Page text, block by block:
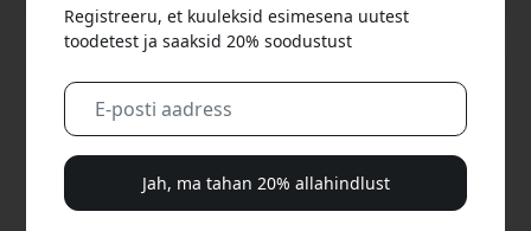
Registreeru, et kuuleksid esimesena uutest
toodetest ja saaksid 20% soodustust
Jah, ma tahan 20% allahindlust
Kasuta seda koodi kassas, et saada 20%
allahindlust.